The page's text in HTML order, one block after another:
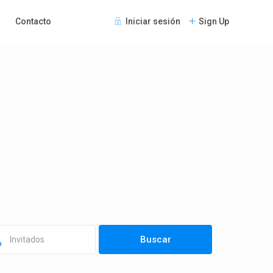
Contacto Iniciar sesión Sign Up